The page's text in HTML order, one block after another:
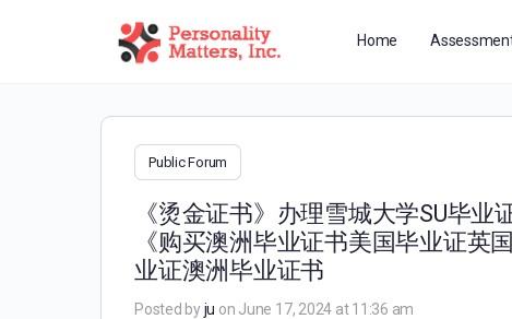
Home
Public Forum
《烫金证书》办理雪城大学SU毕
《购买澳洲毕业证书美国毕业证英
业证澳洲毕业证书
Posted byju on June 17, 2024 at 11:36 am